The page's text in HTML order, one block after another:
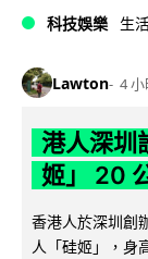
科技娛樂 生
Lawton 4 小
港人深圳
姬」 20
香港人於深圳創
人「硅姬」，身